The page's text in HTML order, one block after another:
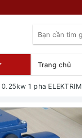
Trang chủ
1 pha ELEKTRIM